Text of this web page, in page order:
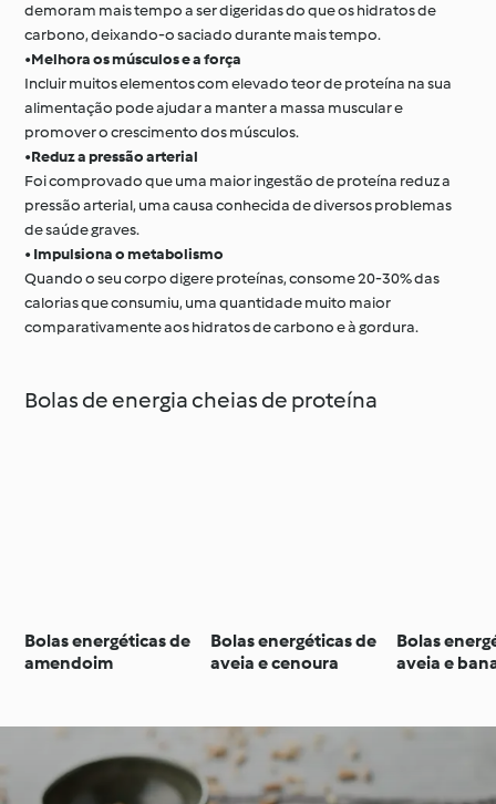
demoram mais tempo a ser digeridas do que os hidratos de
carbono, deixando‑o saciado durante mais tempo.
•Melhora os músculos e a força
Incluir muitos elementos com elevado teor de proteína na sua
alimentação pode ajudar a manter a massa muscular e
promover o crescimento dos músculos.
•Reduz a pressão arterial
Foi comprovado que uma maior ingestão de proteína reduz a
pressão arterial, uma causa conhecida de diversos problemas
de saúde graves.
• Impulsiona o metabolismo
Quando o seu corpo digere proteínas, consome 20-30% das
calorias que consumiu, uma quantidade muito maior
comparativamente aos hidratos de carbono e à gordura.
Bolas de energia cheias de proteína
Bolas energéticas de
amendoim
Bolas energéticas de
aveia e cenoura
Bolas
aveia e